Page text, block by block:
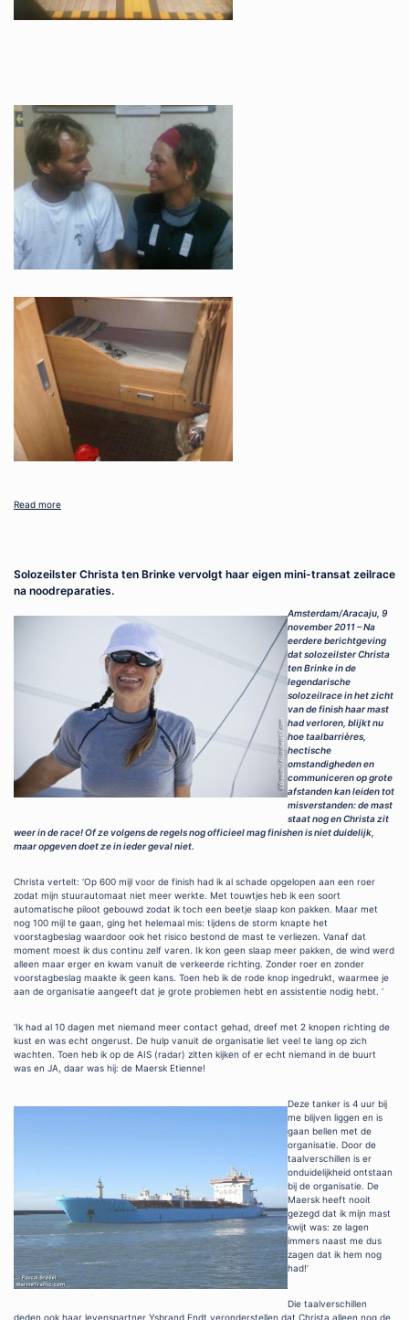
Read more
Solozeilster Christa ten Brinke vervolgt haar eigen mini-transat zeilrace
na noodreparaties.
Amsterdam/Aracaju, 9
november 2011 – Na
eerdere berichtgeving
dat solozeilster Christa
ten Brinke in de
legendarische
solozeilrace in het zicht
van de finish haar mast
had verloren, blijkt nu
hoe taalbarrières,
hectische
omstandigheden en
communiceren op grote
afstanden kan leiden tot
misverstanden: de mast
staat nog en Christa zit
weer in de race! Of ze volgens de regels nog officieel mag finishen is niet duidelijk,
maar opgeven doet ze in ieder geval niet.
Christa vertelt: ‘Op 600 mijl voor de finish had ik al schade opgelopen aan een roer
zodat mijn stuurautomaat niet meer werkte. Met touwtjes heb ik een soort
automatische piloot gebouwd zodat ik toch een beetje slaap kon pakken. Maar met
nog 100 mijl te gaan, ging het helemaal mis: tijdens de storm knapte het
voorstagbeslag waardoor ook het risico bestond de mast te verliezen. Vanaf dat
moment moest ik dus continu zelf varen. Ik kon geen slaap meer pakken, de wind werd
alleen maar erger en kwam vanuit de verkeerde richting. Zonder roer en zonder
voorstagbeslag maakte ik geen kans. Toen heb ik de rode knop ingedrukt, waarmee je
aan de organisatie aangeeft dat je grote problemen hebt en assistentie nodig hebt. ‘
‘Ik had al 10 dagen met niemand meer contact gehad, dreef met 2 knopen richting de
kust en was echt ongerust. De hulp vanuit de organisatie liet veel te lang op zich
wachten. Toen heb ik op de AIS (radar) zitten kijken of er echt niemand in de buurt
was en JA, daar was hij: de Maersk Etienne!
Deze tanker is 4 uur bij
me blijven liggen en is
gaan bellen met de
organisatie. Door de
taalverschillen is er
onduidelijkheid ontstaan
bij de organisatie. De
Maersk heeft nooit
gezegd dat ik mijn mast
kwijt was: ze lagen
immers naast me dus
zagen dat ik hem nog
had!’
Die taalverschillen
deden ook haar levenspartner Ysbrand Endt veronderstellen dat Christa alleen nog de